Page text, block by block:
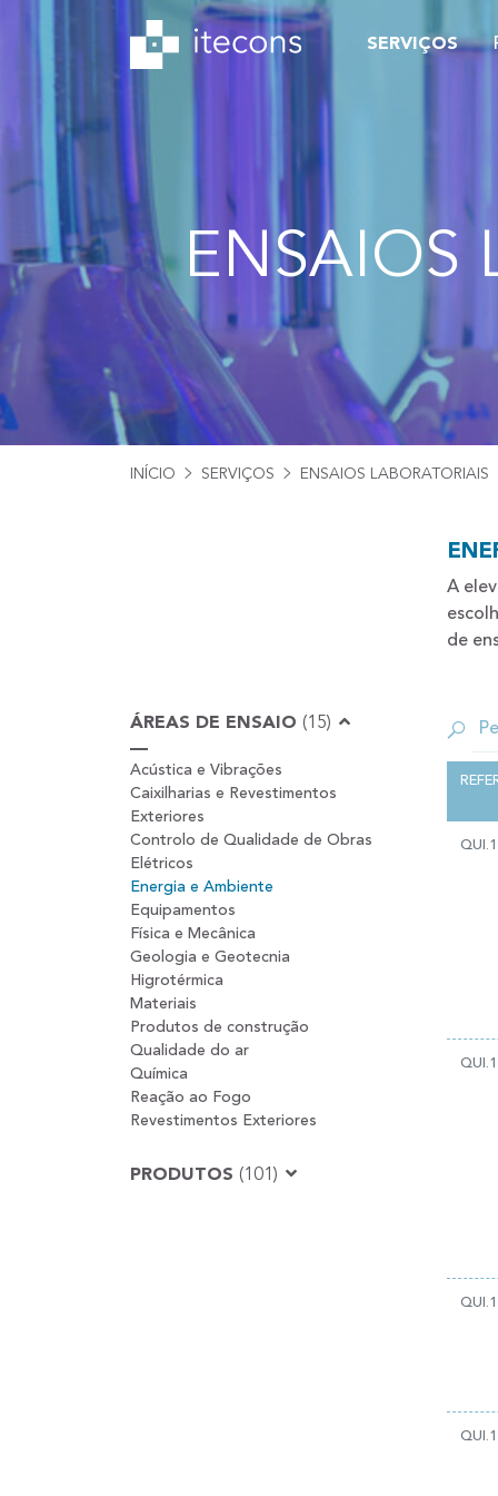
SERVIÇOS
ENSAIOS
INÍCIO SERVIÇOS ENSAIOS LABORATORIAIS
A
de
ÁREAS DE ENSAIO (15)
Acústica e Vibrações
Caixilharias e Revestimentos
Exteriores
Controlo de Qualidade de Obras
Elétricos
Energia e Ambiente
Equipamentos
Física e Mecânica
Geologia e Geotecnia
Higrotérmica
Materiais
Produtos de construção
Qualidade do ar
Química
Reação ao Fogo
Revestimentos Exteriores
PRODUTOS (101)